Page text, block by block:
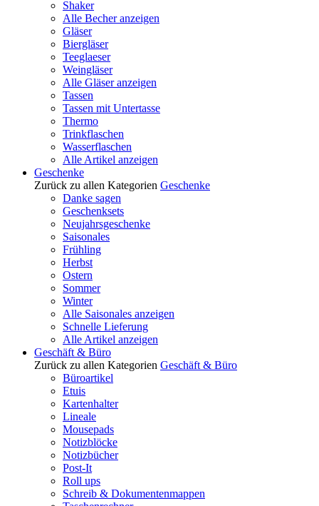
Shaker
Alle Becher anzeigen
Gläser
Biergläser
Teeglaeser
Weingläser
Alle Gläser anzeigen
Tassen
Tassen mit Untertasse
Thermo
Trinkflaschen
Wasserflaschen
Alle Artikel anzeigen
Geschenke
Zurück zu allen Kategorien Geschenke
Danke sagen
Geschenksets
Neujahrsgeschenke
Saisonales
Frühling
Herbst
Ostern
Sommer
Winter
Alle Saisonales anzeigen
Schnelle Lieferung
Alle Artikel anzeigen
Geschäft & Büro
Zurück zu allen Kategorien Geschäft & Büro
Büroartikel
Etuis
Kartenhalter
Lineale
Mousepads
Notizblöcke
Notizbücher
Post-It
Roll ups
Schreib & Dokumentenmappen